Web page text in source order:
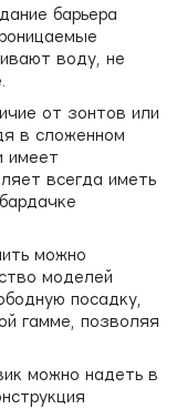
барьера
воду, не
от зонтов или
в сложенном
имеет
всегда иметь
можно
моделей
посадку,
гамме, позволяя
можно надеть в